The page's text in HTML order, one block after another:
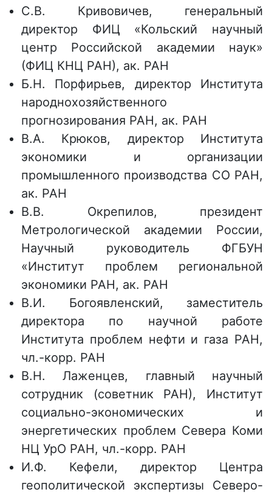
С.В. Кривовичев, генеральный
директор ФИЦ «Кольский научный
центр Российской академии наук»
(ФИЦ КНЦ РАН), ак. РАН
Б.Н. Порфирьев, директор Института
народнохозяйственного
прогнозирования РАН, ак. РАН
В.А. Крюков, директор Института
экономики и организации
промышленного производства СО РАН,
ак. РАН
В.В. Окрепилов, президент
Метрологической академии России,
Научный руководитель ФГБУН
«Институт проблем региональной
экономики РАН, ак. РАН
В.И. Богоявленский, заместитель
директора по научной работе
Института проблем нефти и газа РАН,
чл.-корр. РАН
В.Н. Лаженцев, главный научный
сотрудник (советник РАН), Институт
социально-экономических и
энергетических проблем Севера Коми
НЦ УрО РАН, чл.-корр. РАН
И.Ф. Кефели, директор Центра
геополитической экспертизы Северо-